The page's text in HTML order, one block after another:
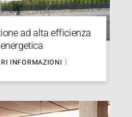
ad alta efficienza
energetica
INFORMAZIONI 〉